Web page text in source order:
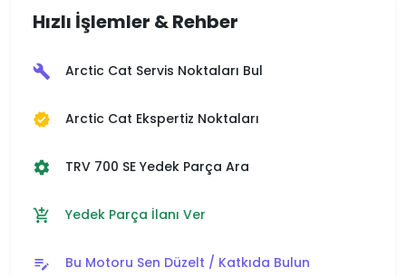
Hızlı İşlemler & Rehber
build Arctic Cat Servis Noktaları Bul
verified Arctic Cat Ekspertiz Noktaları
settings TRV 700 SE Yedek Parça Ara
add_shopping_cart Yedek Parça İlanı Ver
edit_note Bu Motoru Sen Düzelt / Katkıda Bulun